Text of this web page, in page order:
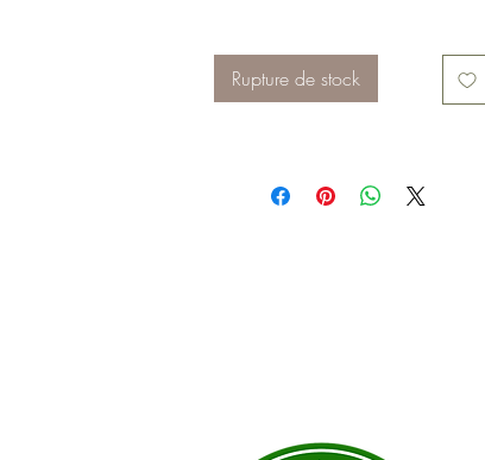
Rupture de stock